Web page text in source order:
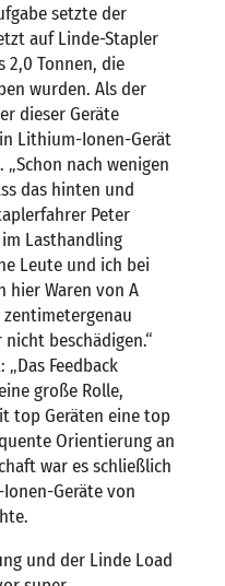
setzte der
auf Linde-Stapler
2,0 Tonnen, die
wurden. Als der
dieser Geräte
Lithium-Ionen-Gerät
nach wenigen
das hinten und
Peter
im Lasthandling
Leute und ich bei
hier Waren von A
zentimetergenau
beschädigen.“
Feedback
große Rolle,
top Geräten eine top
Orientierung an
war es schließlich
Geräte von
und der Linde Load